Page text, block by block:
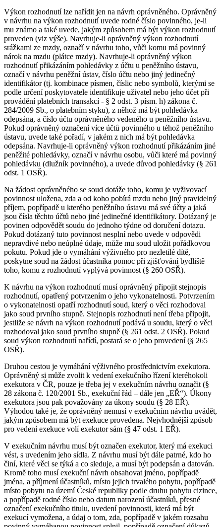
Výkon rozhodnutí lze nařídit jen na návrh oprávněného. Oprávněný
v návrhu na výkon rozhodnutí uvede rodné číslo povinného, je-li
mu známo a také uvede, jakým způsobem má být výkon rozhodnutí
proveden (viz výše). Navrhuje-li oprávněný výkon rozhodnutí
srážkami ze mzdy, označí v návrhu toho, vůči komu má povinný
nárok na mzdu (plátce mzdy). Navrhuje-li oprávněný výkon
rozhodnutí přikázáním pohledávky z účtu u peněžního ústavu,
označí v návrhu peněžní ústav, číslo účtu nebo jiný jedinečný
identifikátor (tj. kombinace písmen, číslic nebo symbolů, kterými se
podle určení poskytovatele identifikuje uživatel nebo jeho účet při
provádění platebních transakcí - § 2 odst. 3 písm. h) zákona č.
284/2009 Sb., o platebním styku), z něhož má být pohledávka
odepsána, a číslo účtu oprávněného vedeného u peněžního ústavu.
Pokud oprávněný označení více účtů povinného u téhož peněžního
ústavu, uvede také pořadí, v jakém z nich má být pohledávka
odepsána. Navrhuje-li oprávněný výkon rozhodnutí přikázáním jiné
peněžité pohledávky, označí v návrhu osobu, vůči které má povinný
pohledávku (dlužník povinného), a uvede důvod pohledávky (§ 261
odst. 1 OSŘ).
Na žádost oprávněného se soud dotáže toho, komu je vyživovací
povinnost uložena, zda a od koho pobírá mzdu nebo jiný pravidelný
příjem, popřípadě u kterého peněžního ústavu má své účty a jaká
jsou čísla těchto účtů nebo jiné jedinečné identifikátory. Dotázaný je
povinen odpovědět soudu do jednoho týdne od doručení dotazu.
Pokud dotázaný tuto povinnost nesplní nebo uvede v odpovědi
nepravdivé nebo neúplné údaje, může mu soud uložit pořádkovou
pokutu. Pokud jde o vymáhání výživného pro nezletilé dítě,
poskytne soud na žádost účastníka pomoc při zjišťování bydliště
toho, komu z rozhodnutí vyplývá povinnost (§ 260 OSŘ).
K návrhu na výkon rozhodnutí musí oprávněný připojit stejnopis
rozhodnutí, opatřený potvrzením o jeho vykonatelnosti. Potvrzením
o vykonatelnosti opatří rozhodnutí soud, který o věci rozhodoval
jako soud prvního stupně. Stejnopis rozhodnutí není třeba připojit,
jestliže se návrh na výkon rozhodnutí podává u soudu, který o věci
rozhodoval jako soud prvního stupně (§ 261 odst. 2 OSŘ). Pokud
soud výkon rozhodnutí nařídí, postará se o jeho provedení (§ 265
OSŘ).
Druhou cestou je vymáhání výživného prostřednictvím exekutora.
Oprávněný si může zvolit k vedení exekučního řízení kteréhokoli
exekutora v ČR, pouze je třeba jej v exekučním návrhu označit (§
28 zákona č. 120/2001 Sb., exekuční řád – dále jen „EŘ“). Úkony
exekutora jsou pak považovány za úkony soudu (§ 28 EŘ).
Výhodou také je, že oprávněný nemusí v exekučním návrhu uvádět,
jakým způsobem má být exekuce provedena. Nejvhodnější způsob
pro vedení exekuce volí exekutor sám (§ 47 odst. 1 EŘ).
V exekučním návrhu musí být označen exekutor, který má exekuci
vést, s uvedením jeho sídla. Z návrhu musí být dále patrné, kdo ho
činí, které věci se týká a co sleduje, a musí být podepsán a datován.
Kromě toho musí exekuční návrh obsahovat jméno, popřípadě
jména, a příjmení účastníků, místo jejich trvalého pobytu, popřípadě
místo pobytu na území České republiky podle druhu pobytu cizince,
a popřípadě rodné číslo nebo datum narození účastníků, přesné
označení exekučního titulu, uvedení povinnosti, která má být
exekucí vymožena, a údaj o tom, zda, popřípadě v jakém rozsahu